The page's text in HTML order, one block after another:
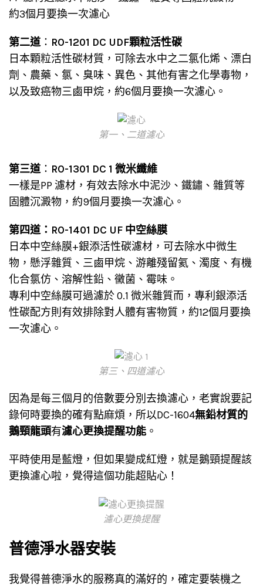
約3個月要換一次濾心
第二道： RO-1201 DC UDF顆粒活性碳
日本顆粒活性碳材質，可除去水中之二氯化烯、漂白
劑、農藥、氯、臭味、異色、其他有害之化學毒物，
以及致癌物三鹵甲烷，約6個月要換一次濾心。
第一、二道濾心
第三道： RO-1301 DC 1 微米纖維
一樣是PP 濾材，有效去除水中泥沙、鐵鏽、雜質等
固體沉澱物，約9個月要換一次濾心。
第四道：RO-1401 DC UF 中空絲膜
日本中空絲膜+銀添活性碳濾材，可去除水中微生
物，懸浮雜質、三鹵甲烷、游離殘留氦、濁度、有機
化合氯仿、溶解性鉛、黴菌、霉味。
專利中空絲膜可過濾於 0.1 微米雜質而，專利銀添活
性碳配方則有效排除對人體有害物質，約12個月要換
一次濾心。
第三、四道濾心
因為是每三個月的倍數要分別去換濾心，老實說要記
錄何時要換的確有點麻煩，所以DC-1604無鉛材質的
鵝頸龍頭有濾心更換提醒功能 。
平時使用是藍燈，但如果變成紅燈，就是鵝頸提醒該
更換濾心啦，覺得這個功能超貼心！
濾心更換提醒
普德淨水器安裝
我覺得普德淨水的服務真的滿好的，確定要裝機之